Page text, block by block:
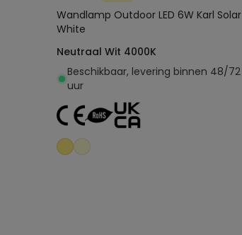
Wandlamp Outdoor LED 6W Karl Solar
White
Neutraal Wit 4000K
Beschikbaar, levering binnen 48/72
uur